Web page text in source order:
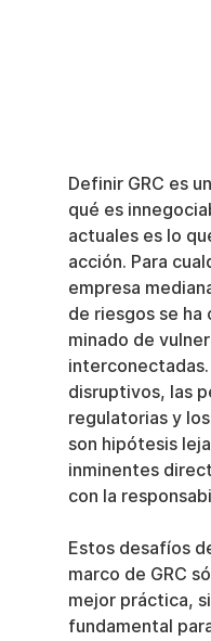
Definir GRC es
qué es
actuales es lo
acción. Para
empresa
de riesgos se
minado de
disruptivos, las
regulatorias y
son hipótesis
inminentes
con la
Estos desafíos
marco de GRC
mejor práctica,
fundamental